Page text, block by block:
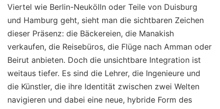
Viertel wie Berlin-Neukölln oder Teile von Duisburg
und Hamburg geht, sieht man die sichtbaren Zeichen
dieser Präsenz: die Bäckereien, die Manakish
verkaufen, die Reisebüros, die Flüge nach Amman oder
Beirut anbieten. Doch die unsichtbare Integration ist
weitaus tiefer. Es sind die Lehrer, die Ingenieure und
die Künstler, die ihre Identität zwischen zwei Welten
navigieren und dabei eine neue, hybride Form des